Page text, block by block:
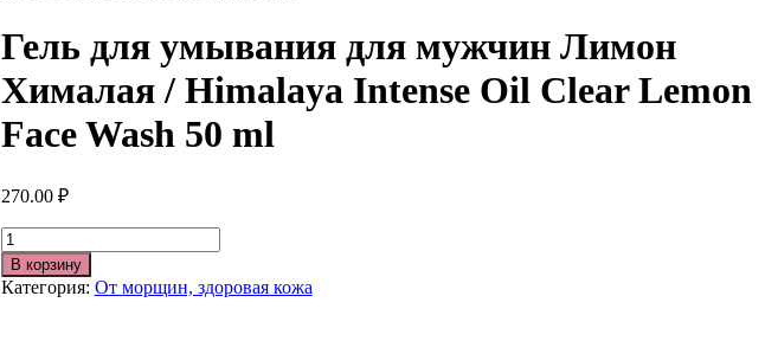
Гель для умывания для мужчин Лимон
Хималая / Himalaya Intense Oil Clear Lemon
Face Wash 50 ml
270.00 ₽
Количество
В корзину
Категория: От морщин, здоровая кожа